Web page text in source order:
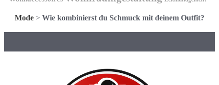
Mode > Wie kombinierst du Schmuck mit deinem Outfit?